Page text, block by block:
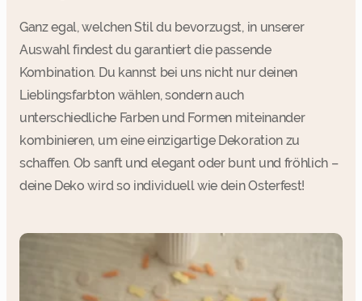
Ganz egal, welchen Stil du bevorzugst, in unserer
Auswahl findest du garantiert die passende
Kombination. Du kannst bei uns nicht nur deinen
Lieblingsfarbton wählen, sondern auch
unterschiedliche Farben und Formen miteinander
kombinieren, um eine einzigartige Dekoration zu
schaffen. Ob sanft und elegant oder bunt und fröhlich –
deine Deko wird so individuell wie dein Osterfest!